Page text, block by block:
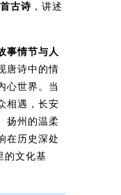
古诗 ，讲述
事情节与人
唐诗中的情
心世界。当
相遇，长安
扬州的温柔
在历史深处
的文化基